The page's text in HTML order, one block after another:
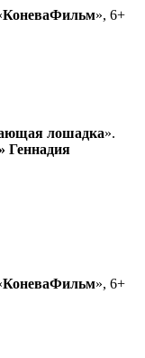
КоневаФильм», 6+
лошадка».
Геннадия
КоневаФильм», 6+